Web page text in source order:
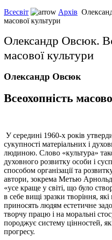
Всесвіт
Архів
масової культури
Олександр Овсюк.
масової культури
Олександр Овсюк
Всеохопність
У середині 1960-х років
сукупності матеріальних і
людиною. Слово «культура»
духовного розвитку особи і
способом організації та
автори, зокрема Метью
«усе краще у світі, що було
в себе вищі зразки творіння,
приносять людям естетичне
творчу працю і на моральні
породжує систему цінностей,
прогресу.